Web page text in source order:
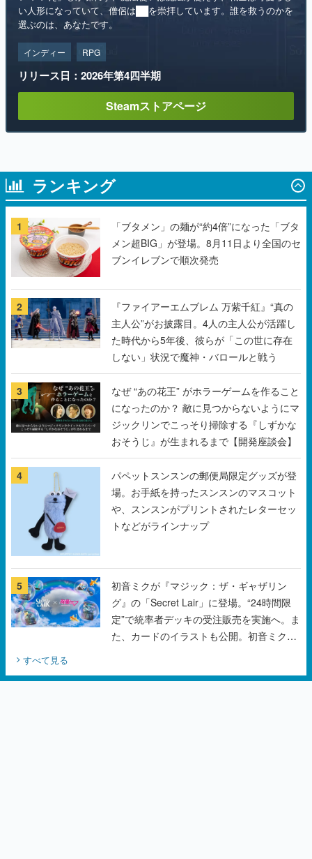
い人形になっていて、僧侶は██を崇拝しています。誰を救うのかを
選ぶのは、あなたです。
インディー RPG
リリース日：2026年第4四半期
Steamストアページ
ランキング
1
「ブタメン」の麺が“約4倍”になった「ブタ
メン超BIG」が登場。8月11日より全国のセ
ブンイレブンで順次発売
2
『ファイアーエムブレム 万紫千紅』“真の
主人公”がお披露目。4人の主人公が活躍し
た時代から5年後、彼らが「この世に存在
しない」状況で魔神・バロールと戦う
3
なぜ “あの花王” がホラーゲームを作ること
になったのか？ 敵に見つからないようにマ
ジックリンでこっそり掃除する『しずかな
おそうじ』が生まれるまで【開発座談会】
4
パペットスンスンの郵便局限定グッズが登
場。お手紙を持ったスンスンのマスコット
や、スンスンがプリントされたレターセッ
トなどがラインナップ
5
初音ミクが『マジック：ザ・ギャザリン
グ』の「Secret Lair」に登場。“24時間限
定”で統率者デッキの受注販売を実施へ。ま
た、カードのイラストも公開。初音ミクの
すべて見る